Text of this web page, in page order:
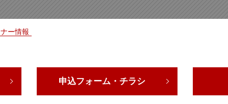
ー情報
申込フォーム・チラシ